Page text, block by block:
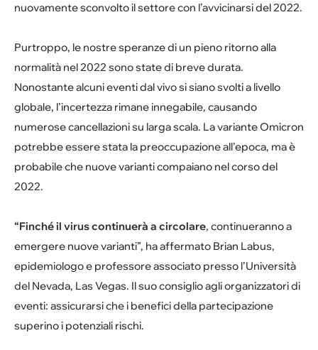
nuovamente sconvolto il settore con l’avvicinarsi del 2022.
Purtroppo, le nostre speranze di un pieno ritorno alla
normalità nel 2022 sono state di breve durata.
Nonostante alcuni eventi dal vivo si siano svolti a livello
globale, l’incertezza rimane innegabile, causando
numerose cancellazioni su larga scala. La variante Omicron
potrebbe essere stata la preoccupazione all’epoca, ma è
probabile che nuove varianti compaiano nel corso del
2022.
“Finché il virus continuerà a circolare, continueranno a
emergere nuove varianti”, ha affermato Brian Labus,
epidemiologo e professore associato presso l’Università
del Nevada, Las Vegas. Il suo consiglio agli organizzatori di
eventi: assicurarsi che i benefici della partecipazione
superino i potenziali rischi.